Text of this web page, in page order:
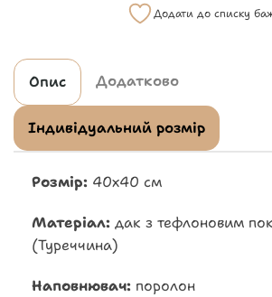
Додати до списку
Опис Додатково
Індивідуальний розмір
Розмір: 40х40 см
Матеріал: дак з тефлоновим
(Туреччина)
Наповнювач: поролон